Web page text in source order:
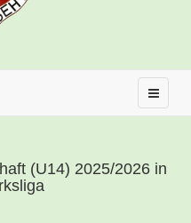
(U14) 2025/2026 in